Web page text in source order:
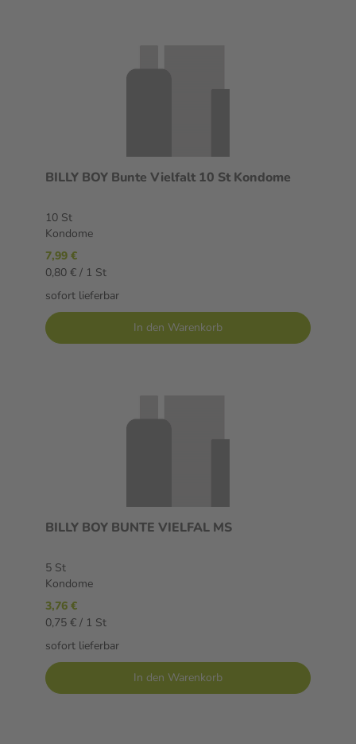
BILLY BOY Bunte Vielfalt 10 St Kondome
10 St
Kondome
7,99 €
0,80 € / 1 St
sofort lieferbar
In den Warenkorb
BILLY BOY BUNTE VIELFAL MS
5 St
Kondome
3,76 €
0,75 € / 1 St
sofort lieferbar
In den Warenkorb